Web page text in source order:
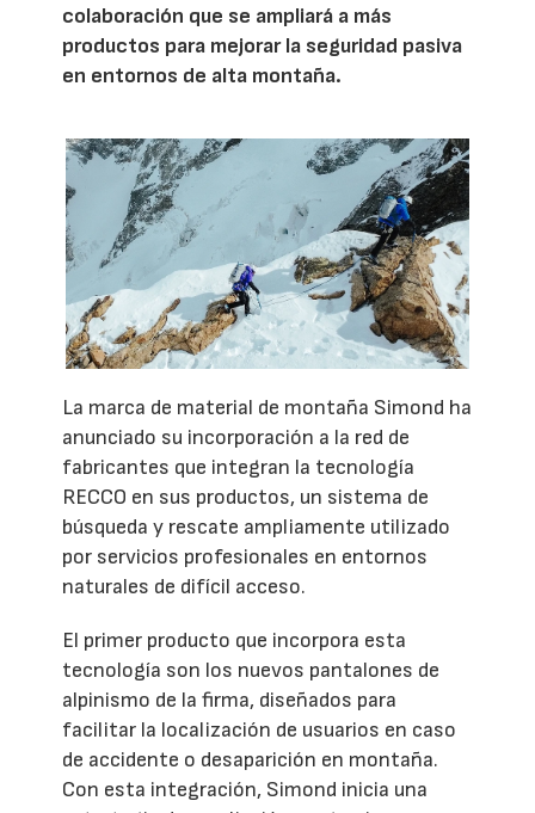
colaboración que se ampliará a más
productos para mejorar la seguridad pasiva
en entornos de alta montaña.
La marca de material de montaña Simond ha
anunciado su incorporación a la red de
fabricantes que integran la tecnología
RECCO en sus productos, un sistema de
búsqueda y rescate ampliamente utilizado
por servicios profesionales en entornos
naturales de difícil acceso.
El primer producto que incorpora esta
tecnología son los nuevos pantalones de
alpinismo de la firma, diseñados para
facilitar la localización de usuarios en caso
de accidente o desaparición en montaña.
Con esta integración, Simond inicia una